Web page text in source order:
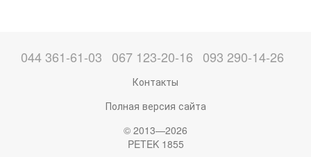
044 361-61-03 067 123-20-16 093 290-14-26
Контакты
Полная версия сайта
© 2013—2026
PETEK 1855